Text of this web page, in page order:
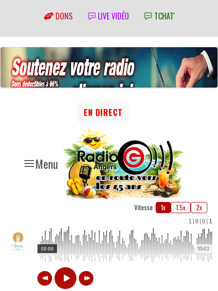
DONS LIVE VIDÉO TCHAT'
Menu
EN DIRECT
Vitesse : 1x 1.5x 2x
1 0 0 1
55:03
00:00